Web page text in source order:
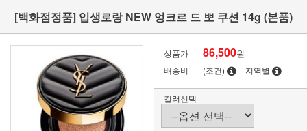
[백화점정품] 입생로랑 NEW 엉크르 드 뽀 쿠션 14g (본품)
상품가 86,500원
배송비
(조건) 지역별
컬러선택